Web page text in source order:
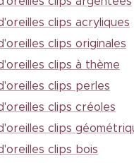
clips acryliques
clips originales
clips à thème
clips perles
clips créoles
clips
clips bois